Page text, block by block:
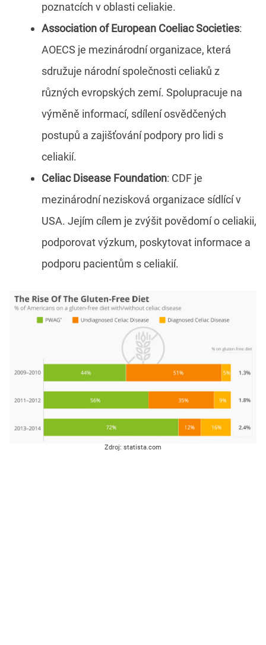
poznatcích v oblasti celiakie.
Association of European Coeliac Societies:
AOECS je mezinárodní organizace, která
sdružuje národní společnosti celiaků z
různých evropských zemí. Spolupracuje na
výměně informací, sdílení osvědčených
postupů a zajišťování podpory pro lidi s
celiakií.
Celiac Disease Foundation: CDF je
mezinárodní nezisková organizace sídlící v
USA. Jejím cílem je zvýšit povědomí o celiakii,
podporovat výzkum, poskytovat informace a
podporu pacientům s celiakií.
Zdroj: statista.com